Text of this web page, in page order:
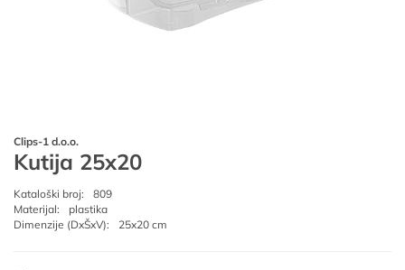
Clips-1 d.o.o.
Kutija 25x20
Kataloški broj:
809
Materijal:
plastika
Dimenzije (DxŠxV):
25x20 cm